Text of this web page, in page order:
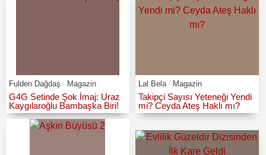
Fulden Dağdaş Magazin
G4G Setinde Şok İmaj: Uraz
Kaygılaroğlu Bambaşka Biri!
Lal Bela Magazin
Takipçi Sayısı Yeteneği Yendi
mi? Ceyda Ateş Haklı mı?